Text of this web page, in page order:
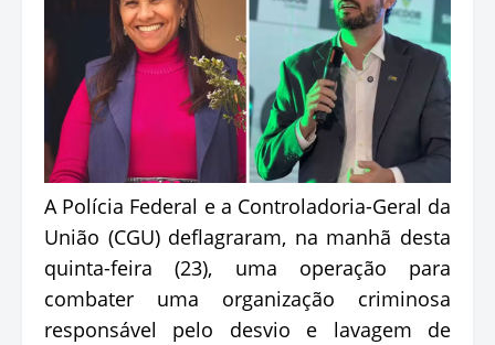
A Polícia Federal e a Controladoria-Geral da
União (CGU) deflagraram, na manhã desta
quinta-feira (23), uma operação para
combater uma organização criminosa
responsável pelo desvio e lavagem de